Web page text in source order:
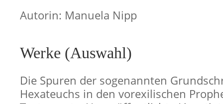
Autorin: Manuela Nipp
Werke (Auswahl)
Die Spuren der sogenannten
Hexateuchs in den vorexilischen